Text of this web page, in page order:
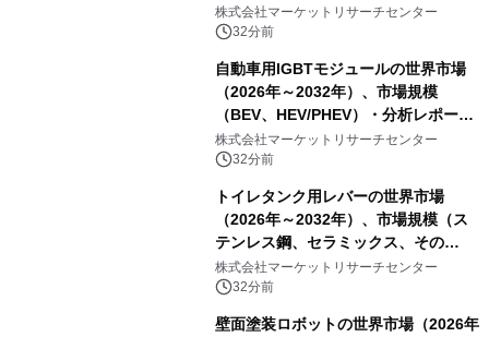
レポートを発表
株式会社マーケットリサーチセンター
32分前
自動車用IGBTモジュールの世界市場
（2026年～2032年）、市場規模
（BEV、HEV/PHEV）・分析レポート
を発表
株式会社マーケットリサーチセンター
32分前
トイレタンク用レバーの世界市場
（2026年～2032年）、市場規模（ス
テンレス鋼、セラミックス、その
他）・分析レポートを発表
株式会社マーケットリサーチセンター
32分前
壁面塗装ロボットの世界市場（2026年